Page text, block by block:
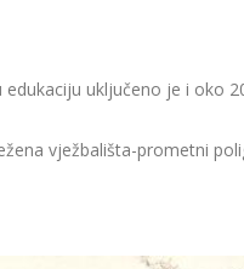
uključeno je i oko
vježbališta-prometni